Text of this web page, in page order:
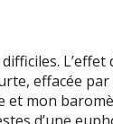
L’effet
effacée par
et mon